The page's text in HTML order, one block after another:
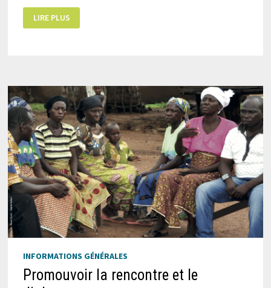
TÉMOIGNAGES
DE
NOS
LIRE PLUS
INFORMATIONS GÉNÉRALES
Promouvoir la rencontre et le